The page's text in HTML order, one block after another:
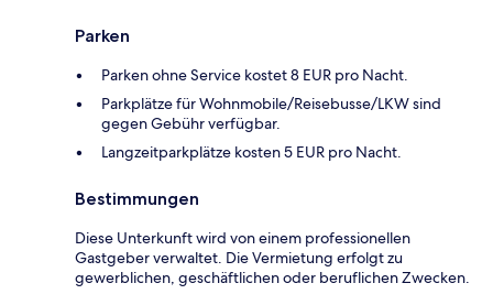
Parken
Parken ohne Service kostet 8 EUR pro Nacht.
Parkplätze für Wohnmobile/Reisebusse/LKW sind
gegen Gebühr verfügbar.
Langzeitparkplätze kosten 5 EUR pro Nacht.
Bestimmungen
Diese Unterkunft wird von einem professionellen
Gastgeber verwaltet. Die Vermietung erfolgt zu
gewerblichen, geschäftlichen oder beruflichen Zwecken.